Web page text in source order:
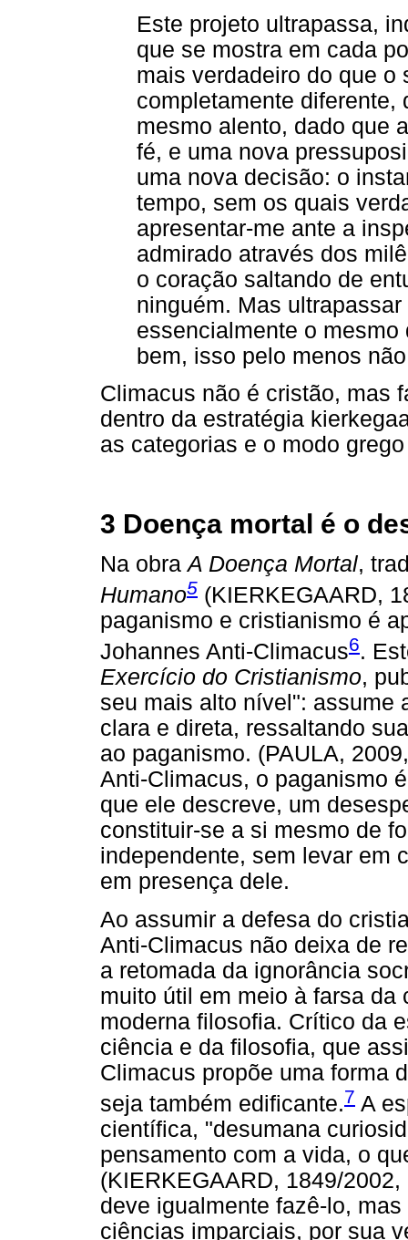
Este projeto ultrapassa,
que se mostra em cada
mais verdadeiro do que o
completamente diferente,
mesmo alento, dado que
fé, e uma nova
uma nova decisão: o
tempo, sem os quais
apresentar-me ante a
admirado através dos
o coração saltando de
ninguém. Mas
essencialmente o
bem, isso pelo menos
Climacus não é cristão, mas
dentro da estratégia
as categorias e o modo
3 Doença mortal é o
Na obraA Doença Mortal,
Humano5 (KIERKEGAARD,
paganismo e cristianismo é
Johannes Anti-Climacus6.
Exercício do Cristianismo,
seu mais alto nível": assume
clara e direta, ressaltando
ao paganismo. (PAULA,
Anti-Climacus, o paganismo
que ele descreve, um
constituir-se a si mesmo de
independente, sem levar em
em presença dele.
Ao assumir a defesa do
Anti-Climacus não deixa de
a retomada da ignorância
muito útil em meio à farsa
moderna filosofia. Crítico da
ciência e da filosofia, que
Climacus propõe uma forma
seja também edificante.7 A
científica, "desumana
pensamento com a vida, o
(KIERKEGAARD, 1849/
deve igualmente fazê-lo,
ciências imparciais, por sua